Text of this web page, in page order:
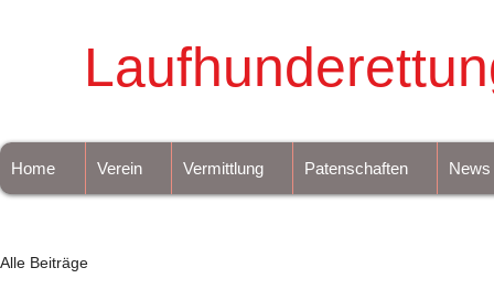
Home Verein Vermittlung Patenschaften News
Alle Beiträge